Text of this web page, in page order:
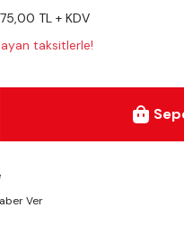
TL + KDV
taksitlerle!
Ver